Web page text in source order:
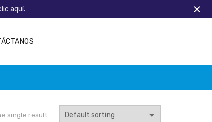
single result
aquí.